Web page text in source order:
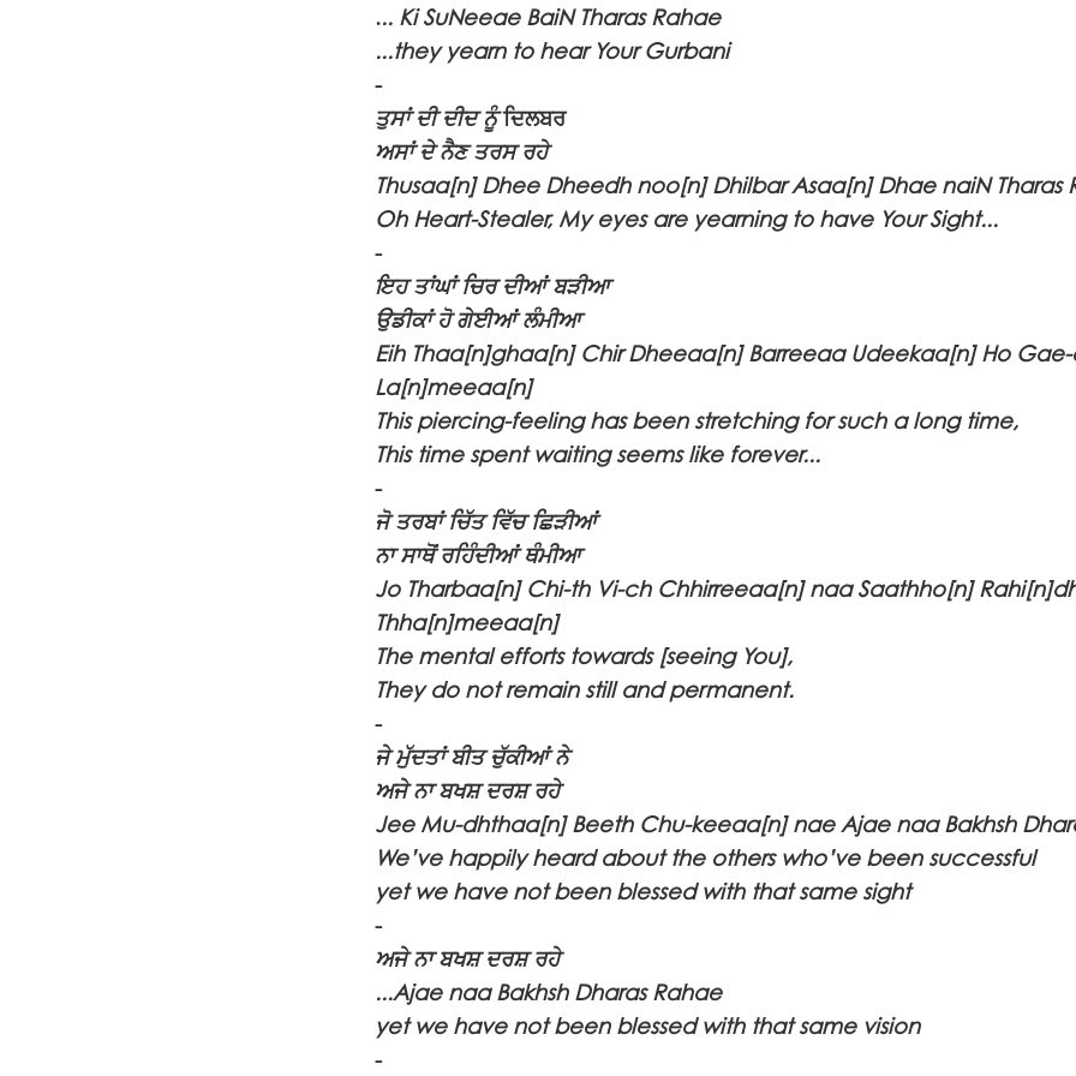
... Ki SuNeeae BaiN Tharas Rahae
...they yearn to hear Your Gurbani
-
ਤੁਸਾਂ ਦੀ ਦੀਦ ਨੂੰਦਿਲਬਰ
ਅਸਾਂ ਦੇ ਨੈਣ ਤਰਸ ਰਹੇ
Thusaa[n] Dhee Dheedh noo[n] Dhilbar Asaa[n] Dhae naiN Tharas
Oh Heart-Stealer, My eyes are yearning to have Your Sight...
-
ਇਹ ਤਾਂਘਾਂ ਚਿਰ ਦੀਆਂ ਬੜੀਆ
ਉਡੀਕਾਂ ਹੋ ਗੇਈਆਂ ਲੰਮੀਆ
Eih Thaa[n]ghaa[n] Chir Dheeaa[n] Barreeaa Udeekaa[n] Ho
La[n]meeaa[n]
This piercing-feeling has been stretching for such a long time,
This time spent waiting seems like forever...
-
ਜੋ ਤਰਬਾਂ ਚਿੱਤ ਵਿੱਚ ਛਿੜੀਆਂ
ਨਾ ਸਾਥੋਂ ਰਹਿੰਦੀਆਂ ਥੰਮੀਆ
Jo Tharbaa[n] Chi-th Vi-ch Chhirreeaa[n] naa Saathho[n]
Thha[n]meeaa[n]
The mental efforts towards [seeing You],
They do not remain still and permanent.
-
ਜੇ ਮੁੱਦਤਾਂ ਬੀਤ ਚੁੱਕੀਆਂ ਨੇ
ਅਜੇ ਨਾ ਬਖਸ਼ ਦਰਸ਼ ਰਹੇ
Jee Mu-dhthaa[n] Beeth Chu-keeaa[n] nae Ajae naa Bakhsh
We’ve happily heard about the others who’ve been successful
yet we have not been blessed with that same sight
-
ਅਜੇ ਨਾ ਬਖਸ਼ ਦਰਸ਼ ਰਹੇ
...Ajae naa Bakhsh Dharas Rahae
yet we have not been blessed with that same vision
-